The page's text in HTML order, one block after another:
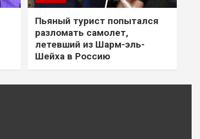
Пьяный турист попытался
разломать самолет,
летевший из Шарм-эль-
Шейха в Россию